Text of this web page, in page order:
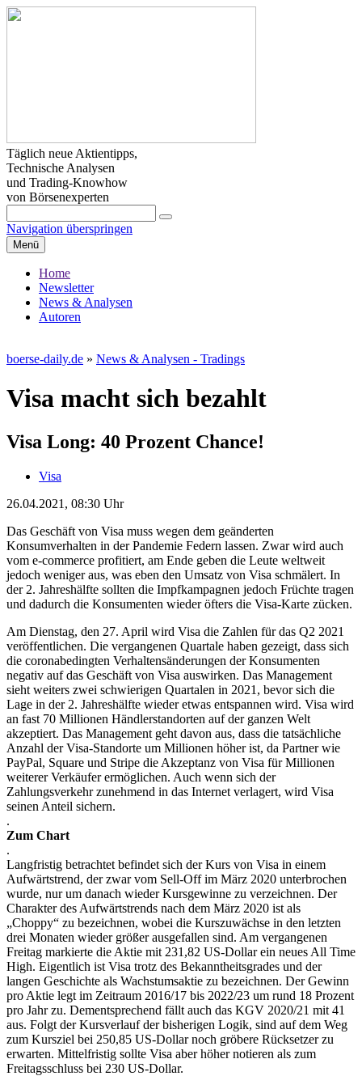
Täglich neue Aktientipps,
Technische Analysen
und Trading-Knowhow
von Börsenexperten
Navigation überspringen
Menü
Home
Newsletter
News & Analysen
Autoren
boerse-daily.de » News & Analysen - Tradings
Visa macht sich bezahlt
Visa Long: 40 Prozent Chance!
Visa
26.04.2021, 08:30 Uhr
Das Geschäft von Visa muss wegen dem geänderten
Konsumverhalten in der Pandemie Federn lassen. Zwar wird auch
vom e-commerce profitiert, am Ende geben die Leute weltweit
jedoch weniger aus, was eben den Umsatz von Visa schmälert. In
der 2. Jahreshälfte sollten die Impfkampagnen jedoch Früchte tragen
und dadurch die Konsumenten wieder öfters die Visa-Karte zücken.
Am Dienstag, den 27. April wird Visa die Zahlen für das Q2 2021
veröffentlichen. Die vergangenen Quartale haben gezeigt, dass sich
die coronabedingten Verhaltensänderungen der Konsumenten
negativ auf das Geschäft von Visa auswirken. Das Management
sieht weiters zwei schwierigen Quartalen in 2021, bevor sich die
Lage in der 2. Jahreshälfte wieder etwas entspannen wird. Visa wird
an fast 70 Millionen Händlerstandorten auf der ganzen Welt
akzeptiert. Das Management geht davon aus, dass die tatsächliche
Anzahl der Visa-Standorte um Millionen höher ist, da Partner wie
PayPal, Square und Stripe die Akzeptanz von Visa für Millionen
weiterer Verkäufer ermöglichen. Auch wenn sich der
Zahlungsverkehr zunehmend in das Internet verlagert, wird Visa
seinen Anteil sichern.
.
Zum Chart
.
Langfristig betrachtet befindet sich der Kurs von Visa in einem
Aufwärtstrend, der zwar vom Sell-Off im März 2020 unterbrochen
wurde, nur um danach wieder Kursgewinne zu verzeichnen. Der
Charakter des Aufwärtstrends nach dem März 2020 ist als
„Choppy“ zu bezeichnen, wobei die Kurszuwächse in den letzten
drei Monaten wieder größer ausgefallen sind. Am vergangenen
Freitag markierte die Aktie mit 231,82 US-Dollar ein neues All Time
High. Eigentlich ist Visa trotz des Bekanntheitsgrades und der
langen Geschichte als Wachstumsaktie zu bezeichnen. Der Gewinn
pro Aktie legt im Zeitraum 2016/17 bis 2022/23 um rund 18 Prozent
pro Jahr zu. Dementsprechend fällt auch das KGV 2020/21 mit 41
aus. Folgt der Kursverlauf der bisherigen Logik, sind auf dem Weg
zum Kursziel bei 250,85 US-Dollar noch gröbere Rücksetzer zu
erwarten. Mittelfristig sollte Visa aber höher notieren als zum
Freitagsschluss bei 230 US-Dollar.